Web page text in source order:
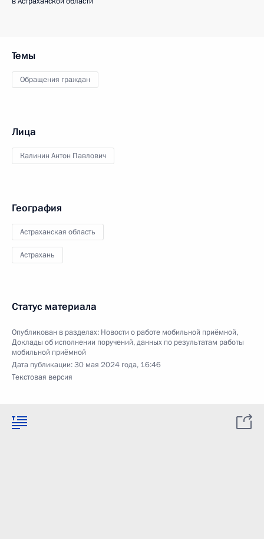
Темы
Обращения граждан
Лица
Калинин Антон Павлович
География
Астраханская область
Астрахань
Статус материала
Опубликован в разделах: Новости о работе мобильной приёмной,
Доклады об исполнении поручений, данных по результатам работы
мобильной приёмной
Дата публикации:30 мая 2024 года, 16:46
Текстовая версия